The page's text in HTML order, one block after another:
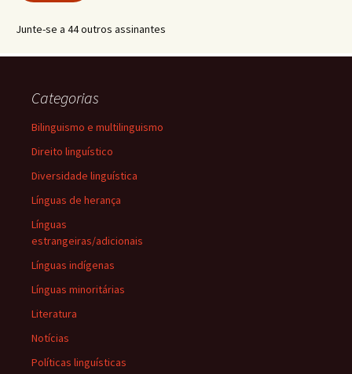
Junte-se a 44 outros assinantes
Categorias
Bilinguismo e multilinguismo
Direito linguístico
Diversidade linguística
Línguas de herança
Línguas
estrangeiras/adicionais
Línguas indígenas
Línguas minoritárias
Literatura
Notícias
Políticas linguísticas